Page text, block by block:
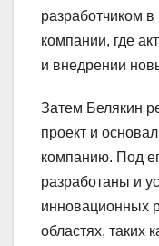
разработчиком в
компании, где
и внедрении
Затем Белякин
проект и
компанию. Под
разработаны и
инновационных
областях, таких